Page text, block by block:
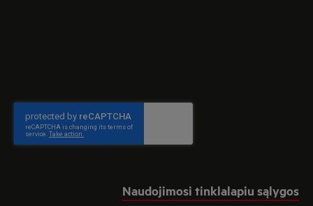
Naudojimosi tinklalapiu sąlygos